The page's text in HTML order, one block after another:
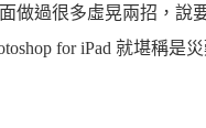
做過很多虛晃兩招，說
for iPad 就堪稱是